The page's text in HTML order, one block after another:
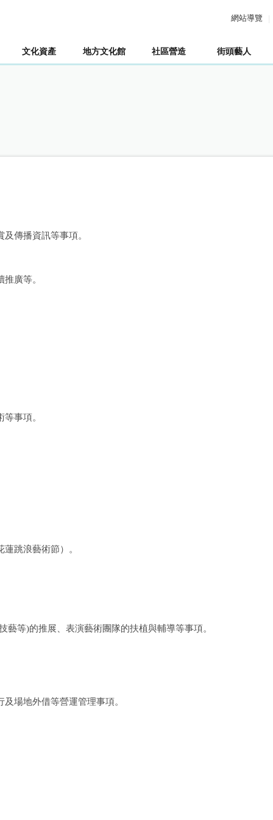
網站導覽
文化資產 地方文化館 社區營造 街頭藝人
傳播資訊等事項。
廣等。
事項。
跳浪藝術節）。
等)的推展、表演藝術團隊的扶植與輔導等事項。
場地外借等營運管理事項。